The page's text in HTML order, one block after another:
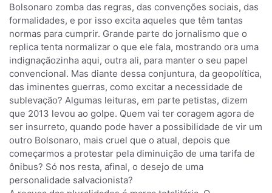
Bolsonaro zomba das regras, das convenções sociais, das
formalidades, e por isso excita aqueles que têm tantas
normas para cumprir. Grande parte do jornalismo que o
replica tenta normalizar o que ele fala, mostrando ora uma
indignaçãozinha aqui, outra ali, para manter o seu papel
convencional. Mas diante dessa conjuntura, da geopolítica,
das iminentes guerras, como excitar a necessidade de
sublevação? Algumas leituras, em parte petistas, dizem
que 2013 levou ao golpe. Quem vai ter coragem agora de
ser insurreto, quando pode haver a possibilidade de vir um
outro Bolsonaro, mais cruel que o atual, depois que
começarmos a protestar pela diminuição de uma tarifa de
ônibus? Só nos resta, afinal, o desejo de uma
personalidade salvacionista?